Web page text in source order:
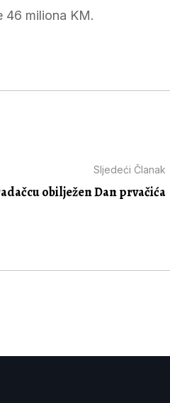
46 miliona KM.
Sljedeći Članak
obilježen Dan prvačića